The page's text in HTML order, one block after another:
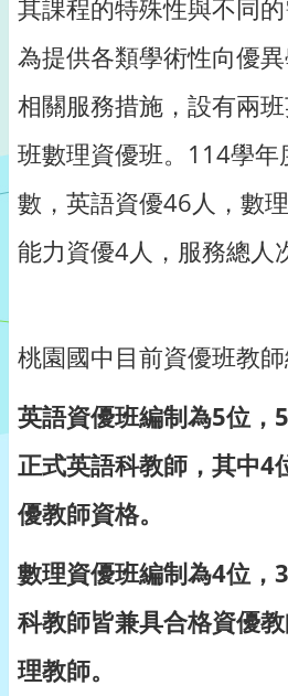
其課程的特殊性與不同
為提供各類學術性向優
相關服務措施，設有兩
班數理資優班。114學年
數，英語資優46人，數
能力資優4人，服務總人
桃園國中目前資優班教
英語資優班編制為5位，
正式英語科教師，其中4
優教師資格。
數理資優班編制為4位，
科教師皆兼具合格資優
理教師。